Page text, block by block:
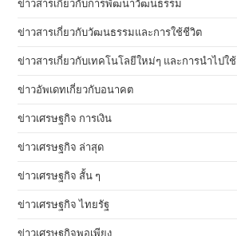
ข่าวสารเกี่ยวกับการพัฒนาวัฒนธรรม
ข่าวสารเกี่ยวกับวัฒนธรรมและการใช้ชีวิต
ข่าวสารเกี่ยวกับเทคโนโลยีใหม่ๆ และการนำไปใช้
ข่าวอัพเดทเกี่ยวกับอนาคต
ข่าวเศรษฐกิจ การเงิน
ข่าวเศรษฐกิจ ล่าสุด
ข่าวเศรษฐกิจ สั้น ๆ
ข่าวเศรษฐกิจ ไทยรัฐ
ข่าวเศรษฐกิจพอเพียง